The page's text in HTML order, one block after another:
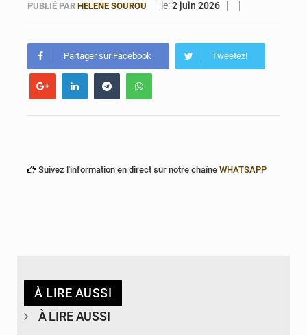
PUBLIÉ PAR HELENE SOUROU le:2 juin 2026
Partager sur Facebook Tweetez!
Suivez l'information en direct sur notre chaîne WHATSAPP
À LIRE AUSSI
À LIRE AUSSI